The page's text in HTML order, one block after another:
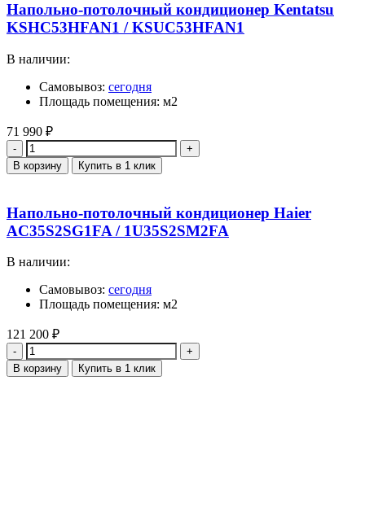
Напольно-потолочный кондиционер Kentatsu
KSHC53HFAN1 / KSUC53HFAN1
В наличии:
Самовывоз: сегодня
Площадь помещения: м2
71 990 ₽
Количество
В корзину Купить в 1 клик
Напольно-потолочный кондиционер Haier
AC35S2SG1FA / 1U35S2SM2FA
В наличии:
Самовывоз: сегодня
Площадь помещения: м2
121 200 ₽
Количество
В корзину Купить в 1 клик